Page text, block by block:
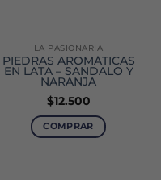
LA PASIONARIA
PIEDRAS AROMÁTICAS
EN LATA – SANDALO Y
NARANJA
$12.500
COMPRAR